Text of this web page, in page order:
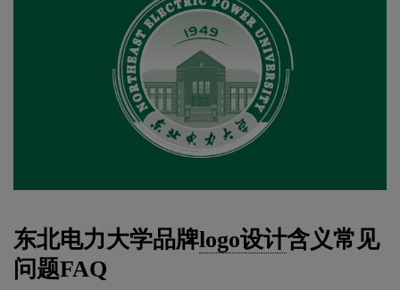
东北电力大学品牌logo设计含义常见
问题FAQ